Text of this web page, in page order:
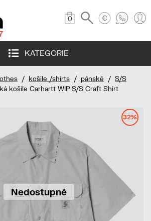
0
KATEGORIE
/ košile /shirts / pánské / S/S
košile Carhartt WIP S/S Craft Shirt
Nedostupné
32%